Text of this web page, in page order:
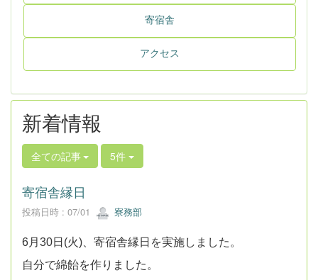
寄宿舎
アクセス
新着情報
全ての記事 5件
寄宿舎縁日
投稿日時 : 07/01 寮務部
6月30日(火)、寄宿舎縁日を実施しました。
自分で綿飴を作りました。